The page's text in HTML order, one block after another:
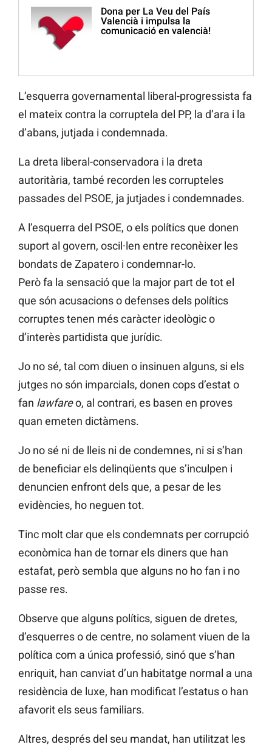
Dona per La Veu del País
Valencià i impulsa la
comunicació en valencià!
L’esquerra governamental liberal-progressista fa
el mateix contra la corruptela del PP, la d’ara i la
d’abans, jutjada i condemnada.
La dreta liberal-conservadora i la dreta
autoritària, també recorden les corrupteles
passades del PSOE, ja jutjades i condemnades.
A l’esquerra del PSOE, o els polítics que donen
suport al govern, oscil·len entre reconèixer les
bondats de Zapatero i condemnar-lo.
Però fa la sensació que la major part de tot el
que són acusacions o defenses dels polítics
corruptes tenen més caràcter ideològic o
d’interès partidista que jurídic.
Jo no sé, tal com diuen o insinuen alguns, si els
jutges no són imparcials, donen cops d’estat o
fan lawfareo, al contrari, es basen en proves
quan emeten dictàmens.
Jo no sé ni de lleis ni de condemnes, ni si s’han
de beneficiar els delinqüents que s’inculpen i
denuncien enfront dels que, a pesar de les
evidències, ho neguen tot.
Tinc molt clar que els condemnats per corrupció
econòmica han de tornar els diners que han
estafat, però sembla que alguns no ho fan i no
passe res.
Observe que alguns polítics, siguen de dretes,
d’esquerres o de centre, no solament viuen de la
política com a única professió, sinó que s’han
enriquit, han canviat d’un habitatge normal a una
residència de luxe, han modificat l’estatus o han
afavorit els seus familiars.
Altres, després del seu mandat, han utilitzat les